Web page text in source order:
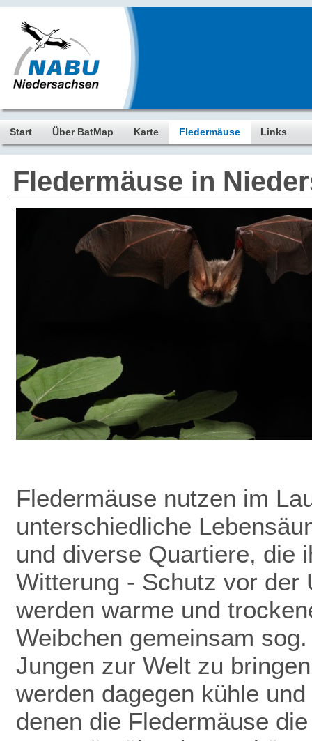
Start Über BatMap Karte Fledermäuse Links
Fledermäuse in
Fledermäuse nutzen im
unterschiedliche
und diverse Quartiere, die
Witterung - Schutz vor der
werden warme und
Weibchen gemeinsam
Jungen zur Welt zu
werden dagegen kühle
denen die Fledermäuse